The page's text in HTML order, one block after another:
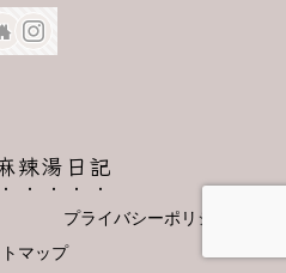
辣湯日記
プライバシーポリシー
マップ